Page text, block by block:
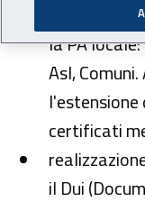
la PA
Asl,
l'estensione
certificati
il Dui